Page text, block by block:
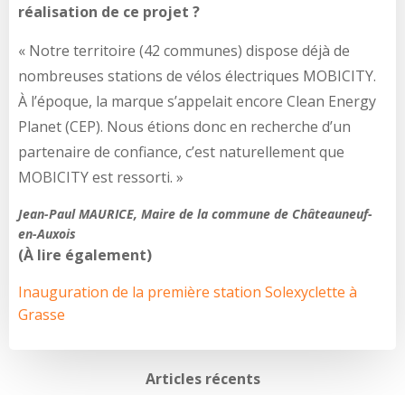
réalisation de ce projet ?
« Notre territoire (42 communes) dispose déjà de
nombreuses stations de vélos électriques MOBICITY.
À l’époque, la marque s’appelait encore Clean Energy
Planet (CEP). Nous étions donc en recherche d’un
partenaire de confiance, c’est naturellement que
MOBICITY est ressorti. »
Jean-Paul MAURICE, Maire de la commune de Châteauneuf-
en-Auxois
(À lire également)
Inauguration de la première station Solexyclette à
Grasse
Articles récents